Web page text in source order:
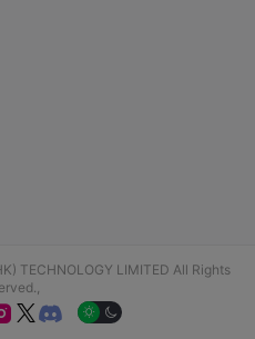
TECHNOLOGY LIMITED All Rights
 